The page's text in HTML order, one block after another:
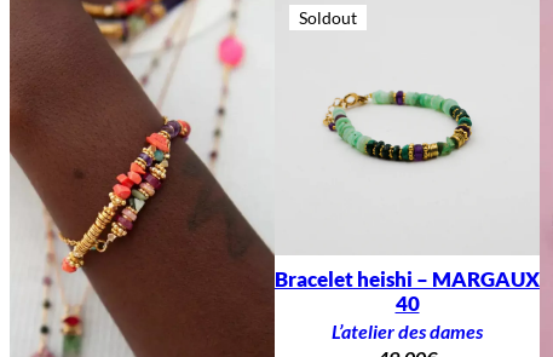
Soldout
Bracelet heishi – MARGAUX
40
L’atelier des dames